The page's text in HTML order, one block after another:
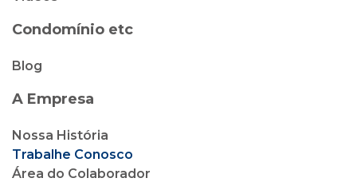
Condomínio etc
Blog
A Empresa
Nossa História
Trabalhe Conosco
Área do Colaborador